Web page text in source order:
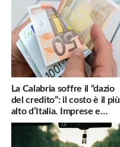
La Calabria soffre il “dazio
del credito”: il costo è il più
alto d’Italia. Imprese e
famiglie penalizzate